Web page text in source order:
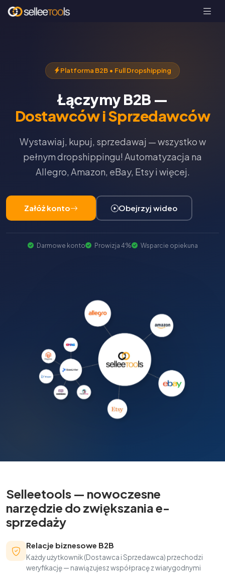
Platforma B2B • Full Dropshipping
Łączymy B2B —
Dostawców i Sprzedawców
Wystawiaj, kupuj, sprzedawaj — wszystko w
pełnym dropshippingu! Automatyzacja na
Allegro, Amazon, eBay, Etsy i więcej.
Załóż konto Obejrzyj wideo
Darmowe konto Prowizja 4% Wsparcie opiekuna
Selleetools — nowoczesne
narzędzie do zwiększania e-
sprzedaży
Relacje biznesowe B2B
Każdy użytkownik (Dostawca i Sprzedawca) przechodzi
weryfikację — nawiązujesz współpracę z wiarygodnymi